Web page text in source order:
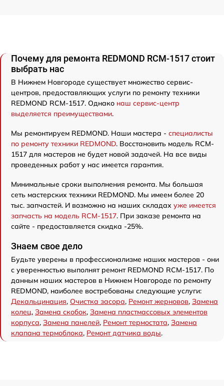
Почему для ремонта REDMOND RCM-1517 стоит
выбрать нас
В Нижнем Новгороде существует множество сервис-
центров, предоставляющих услуги по ремонту техники
REDMOND RCM-1517. Однако наш сервис-центр
выделяется преимуществами.
Мы ремонтируем REDMOND. Наши мастера - специалисты
по ремонту техники REDMOND. Восстановить модель RCM-
1517 для мастеров не будет новой задачей. На все виды
проведенных работ у нас имеется гарантия.
Минимальные сроки выполнения ремонта. Мы большая
сеть мастерских техники REDMOND. Мы имеем более 20
тыс. запчастей. И возможно на наших складах уже имеется
запчасть на модель RCM-1517. При заказе ремонта на
сайте - предоставляется скидка -25%.
Знаем свое дело
Будьте уверены в профессионализме наших мастеров - они
с уверенностью выполнят ремонт REDMOND RCM-1517. По
данным наших мастеров в Нижнем Новгороде по ремонту
REDMOND, наиболее востребованы следующие услуги:
Декальцинация, Очистка засора, Ремонт жерновов, Замена
колец, Замена скобок, Замена пластмассовых элементов
корпуса, Замена панелей, Ремонт термостата, Замена
клапана термоблока, Ремонт датчика воды.